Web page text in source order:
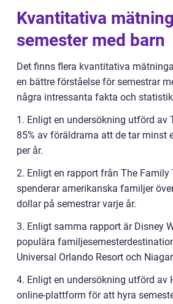
Kvantitativa
semester med barn
Det finns flera kvantitativa
en bättre förståelse för semestrar
några intressanta fakta och
1. Enligt en undersökning utförd av
85% av föräldrarna att de tar minst
per år.
2. Enligt en rapport från The Family
spenderar amerikanska familjer
dollar på semestrar varje år.
3. Enligt samma rapport är Disney
populära
Universal Orlando Resort och
4. Enligt en undersökning utförd av
online-plattform för att hyra